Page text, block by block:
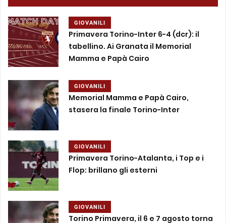
GIOVANILI
Primavera Torino-Inter 6-4 (dcr): il
tabellino. Ai Granata il Memorial
Mamma e Papà Cairo
GIOVANILI
Memorial Mamma e Papà Cairo,
stasera la finale Torino-Inter
GIOVANILI
Primavera Torino-Atalanta, i Top e i
Flop: brillano gli esterni
GIOVANILI
Torino Primavera, il 6 e 7 agosto torna